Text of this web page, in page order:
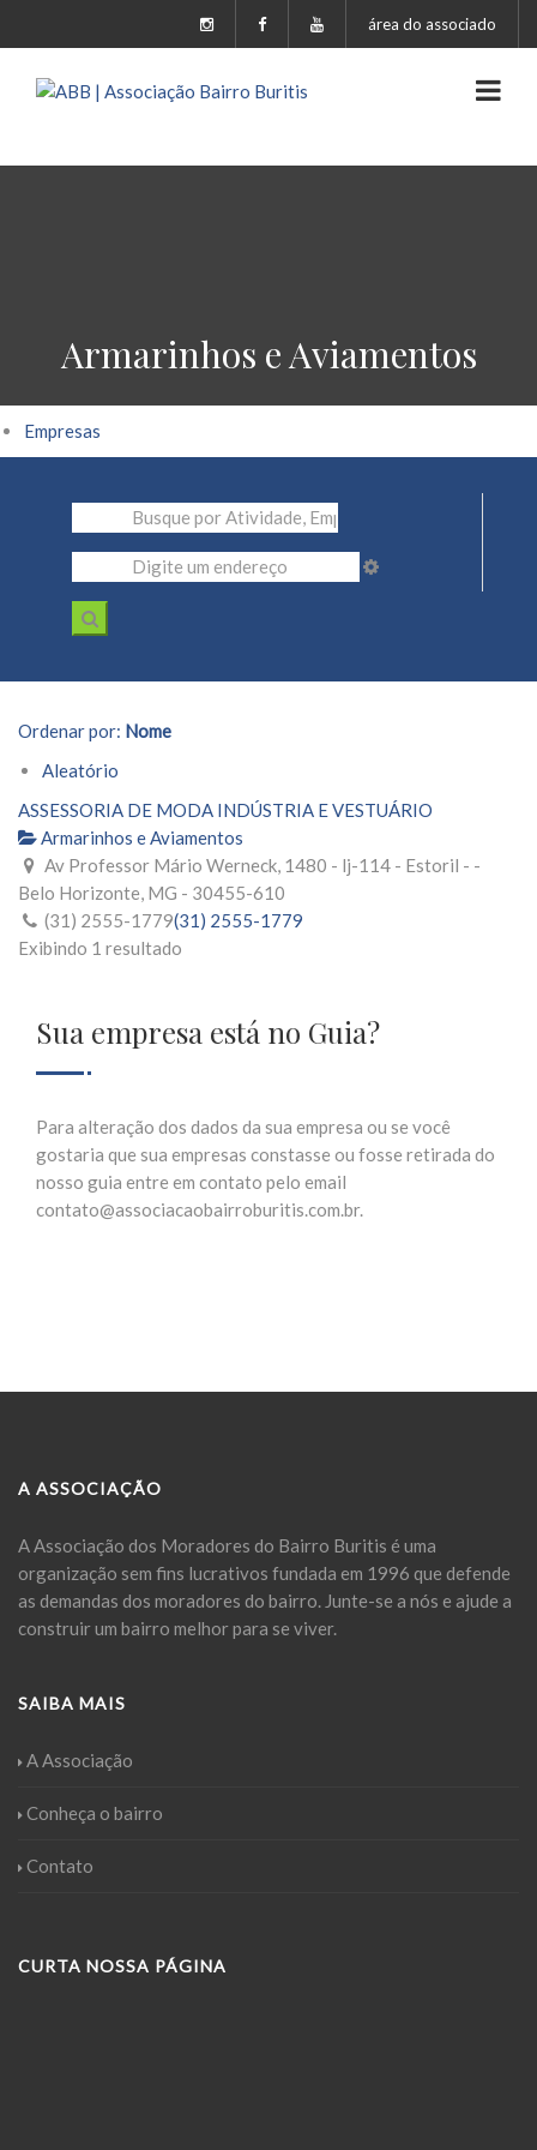
área do associado
Armarinhos e Aviamentos
Empresas
Ordenar por: Nome
Aleatório
ASSESSORIA DE MODA INDÚSTRIA E VESTUÁRIO
Armarinhos e Aviamentos
Av Professor Mário Werneck, 1480 - lj-114 - Estoril - -
Belo Horizonte, MG - 30455-610
(31) 2555-1779(31) 2555-1779
Exibindo 1 resultado
Sua empresa está no Guia?
Para alteração dos dados da sua empresa ou se você
gostaria que sua empresas constasse ou fosse retirada do
nosso guia entre em contato pelo email
contato@associacaobairroburitis.com.br.
A ASSOCIAÇÃO
A Associação dos Moradores do Bairro Buritis é uma
organização sem fins lucrativos fundada em 1996 que defende
as demandas dos moradores do bairro. Junte-se a nós e ajude a
construir um bairro melhor para se viver.
SAIBA MAIS
A Associação
Conheça o bairro
Contato
CURTA NOSSA PÁGINA